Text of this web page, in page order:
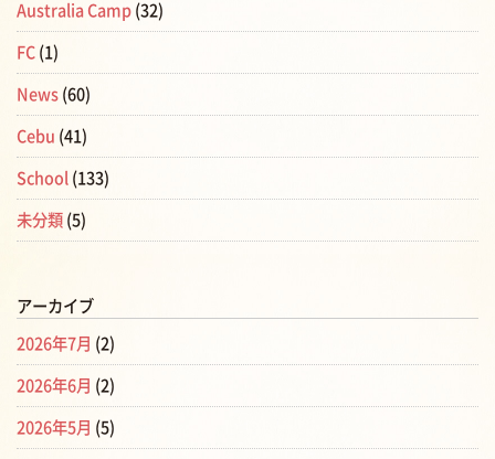
Australia Camp (32)
FC (1)
News (60)
Cebu (41)
School (133)
未分類 (5)
アーカイブ
2026年7月 (2)
2026年6月 (2)
2026年5月 (5)